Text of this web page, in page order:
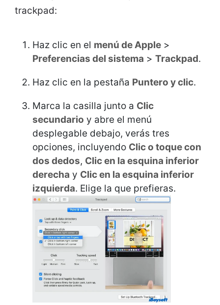
trackpad:
Haz clic en el menú de Apple >
Preferencias del sistema > Trackpad.
Haz clic en la pestaña Puntero y clic.
Marca la casilla junto a Clic
secundario y abre el menú
desplegable debajo, verás tres
opciones, incluyendo Clic o toque con
dos dedos, Clic en la esquina inferior
derecha y Clic en la esquina inferior
izquierda. Elige la que prefieras.